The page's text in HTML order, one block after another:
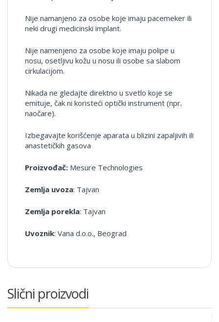
Nije namanjeno za osobe koje imaju pacemeker ili
neki drugi medicinski implant.
Nije namenjeno za osobe koje imaju polipe u
nosu, osetljivu kožu u nosu ili osobe sa slabom
cirkulacijom.
Nikada ne gledajte direktno u svetlo koje se
emituje, čak ni koristeći optički instrument (npr.
naočare).
Izbegavajte korišćenje aparata u blizini zapaljivih ili
anastetičkih gasova
Proizvođač: Mesure Technologies
Zemlja uvoza: Tajvan
Zemlja porekla: Tajvan
Uvoznik: Vana d.o.o., Beograd
Slični proizvodi